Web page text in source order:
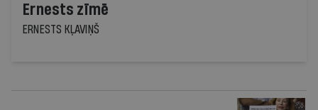
Ernests zīmē
ERNESTS KĻAVIŅŠ